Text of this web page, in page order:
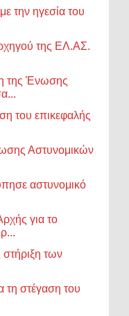
την ηγεσία του
της ΕΛ.ΑΣ.
της Ένωσης
του επικεφαλής
Αστυνομικών
αστυνομικό
για το
των
τη στέγαση του